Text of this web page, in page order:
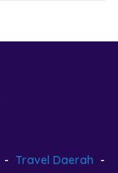
Travel Daerah